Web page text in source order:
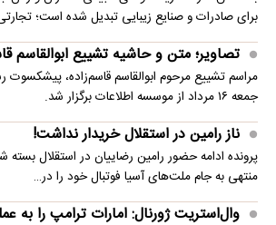
برای صادرات و صنایع زیبایی تبدیل شده است؛
تصاویر؛ متن و حاشیه تشییع ابوالقاسم
مراسم تشییع مرحوم ابوالقاسم قاسم‌زاده، پیشکسوت
جمعه ۱۶ مرداد از موسسه اطلاعات برگزار شد.
ناز رامین در استقلال خریدار نداشت!
پرونده ادامه حضور رامین رضاییان در استقلال بسته
منتهی به جام ملت‌های آسیا فوتبال خود را در…
وال‌استریت ژورنال: امارات ترامپ را به